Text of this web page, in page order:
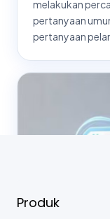
Produk